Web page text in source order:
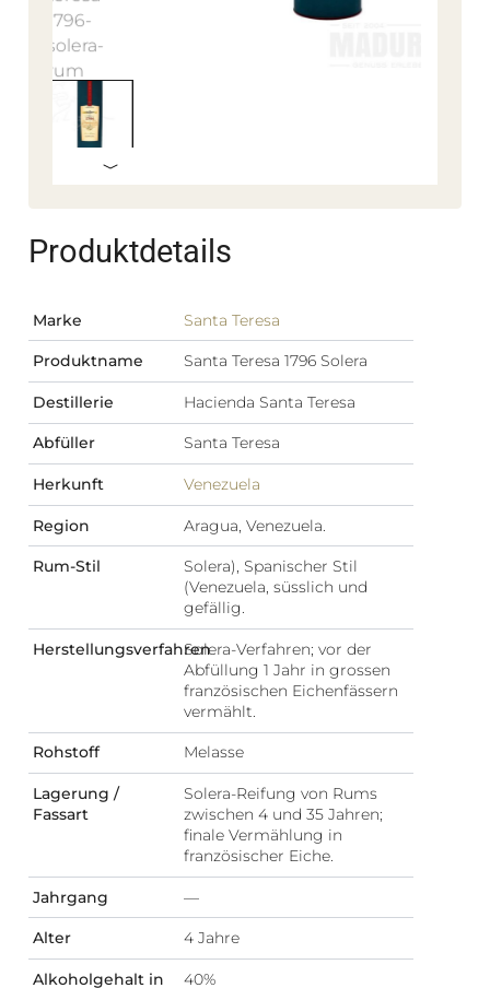
Produktdetails
Marke Santa Teresa
Produktname Santa Teresa 1796 Solera
Destillerie Hacienda Santa Teresa
Abfüller Santa Teresa
Herkunft Venezuela
Region Aragua, Venezuela.
Rum-Stil
Solera), Spanischer Stil
(Venezuela, süsslich und
gefällig.
HerstellungsverfahrenSolera-Verfahren; vor der
Abfüllung 1 Jahr in grossen
französischen Eichenfässern
vermählt.
Rohstoff Melasse
Lagerung /
Fassart
Solera-Reifung von Rums
zwischen 4 und 35 Jahren;
finale Vermählung in
französischer Eiche.
Jahrgang —
Alter 4 Jahre
Alkoholgehalt in 40%